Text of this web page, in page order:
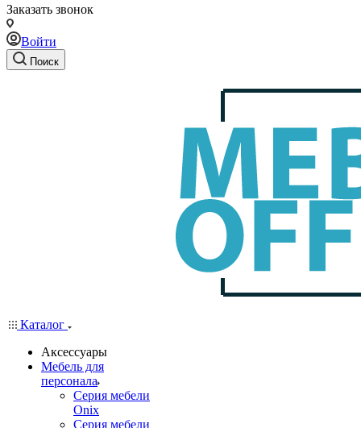
Заказать звонок
Войти
Поиск
Каталог
Аксессуары
Мебель для
персонала
Серия мебели
Onix
Серия мебели